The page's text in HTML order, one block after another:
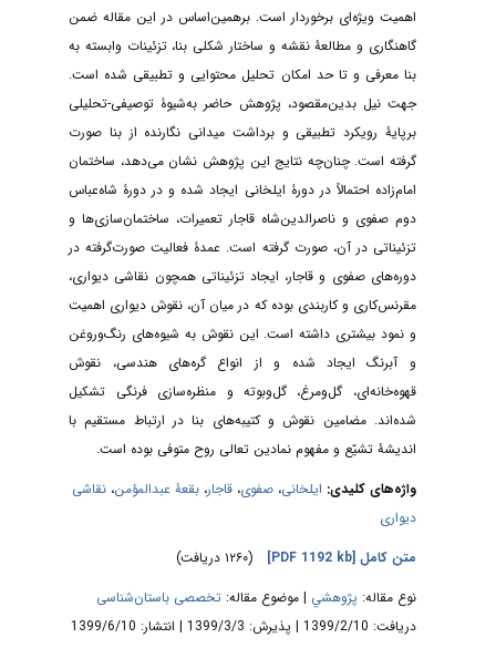
اهمیت ویژه‌ای برخوردار است. برهمین‌اساس در این مقاله ضمن
گاهنگاری و مطالعۀ نقشه و ساختار شکلی بنا، تزئینات وابسته به
بنا معرفی و تا حد امکان تحلیل محتوایی و تطبیقی شده است.
جهت نیل بدین‌مقصود، پژوهش حاضر به‌شیوۀ توصیفی-تحلیلی
برپایۀ رویکرد تطبیقی و برداشت‌‌ میدانی نگارنده از بنا صورت
گرفته است. چنان‌چه نتایج این پژوهش نشان می‌دهد، ساختمان
امام‌زاده احتمالاً در دورۀ ایلخانی ایجاد شده و در دورۀ شاه‌عباس
دوم صفوی و ناصرالدین‌شاه قاجار تعمیرات، ساختمان‌سازی‌ها و
تزئیناتی در آن، صورت گرفته است. عمدۀ فعالیت صورت‌گرفته در
دوره‌های صفوی و قاجار، ایجاد تزئیناتی همچون نقاشی دیواری،
مقرنس‌کاری و کاربندی بوده که در میان آن، نقوش دیواری اهمیت
و نمود بیشتری داشته است. این نقوش به شیوه‌های رنگ‌وروغن
و آبرنگ ایجاد شده‌ و از انواع گره‌های هندسی، نقوش
قهوه‌خانه‌ای، گل‌و‌مرغ، گل‌و‌بوته و منظره‌سازی فرنگی تشکیل
شده‌اند. مضامین نقوش و کتیبه‌های بنا در ارتباط مستقیم با
اندیشۀ تشیّع و مفهوم نمادین تعالی روح متوفی بوده است.
واژه‌های کلیدی:ایلخانی،صفوی،قاجار،بقعۀ عبدالمؤمن،نقاشی
دیواری
متن کامل[PDF 1192 kb]
نوع مقاله:پژوهشي| موضوع مقاله:تخصصی باستان‌شناسی
دریافت: 1399/2/10 | پذیرش: 1399/3/3 | انتشار: 1399/6/10